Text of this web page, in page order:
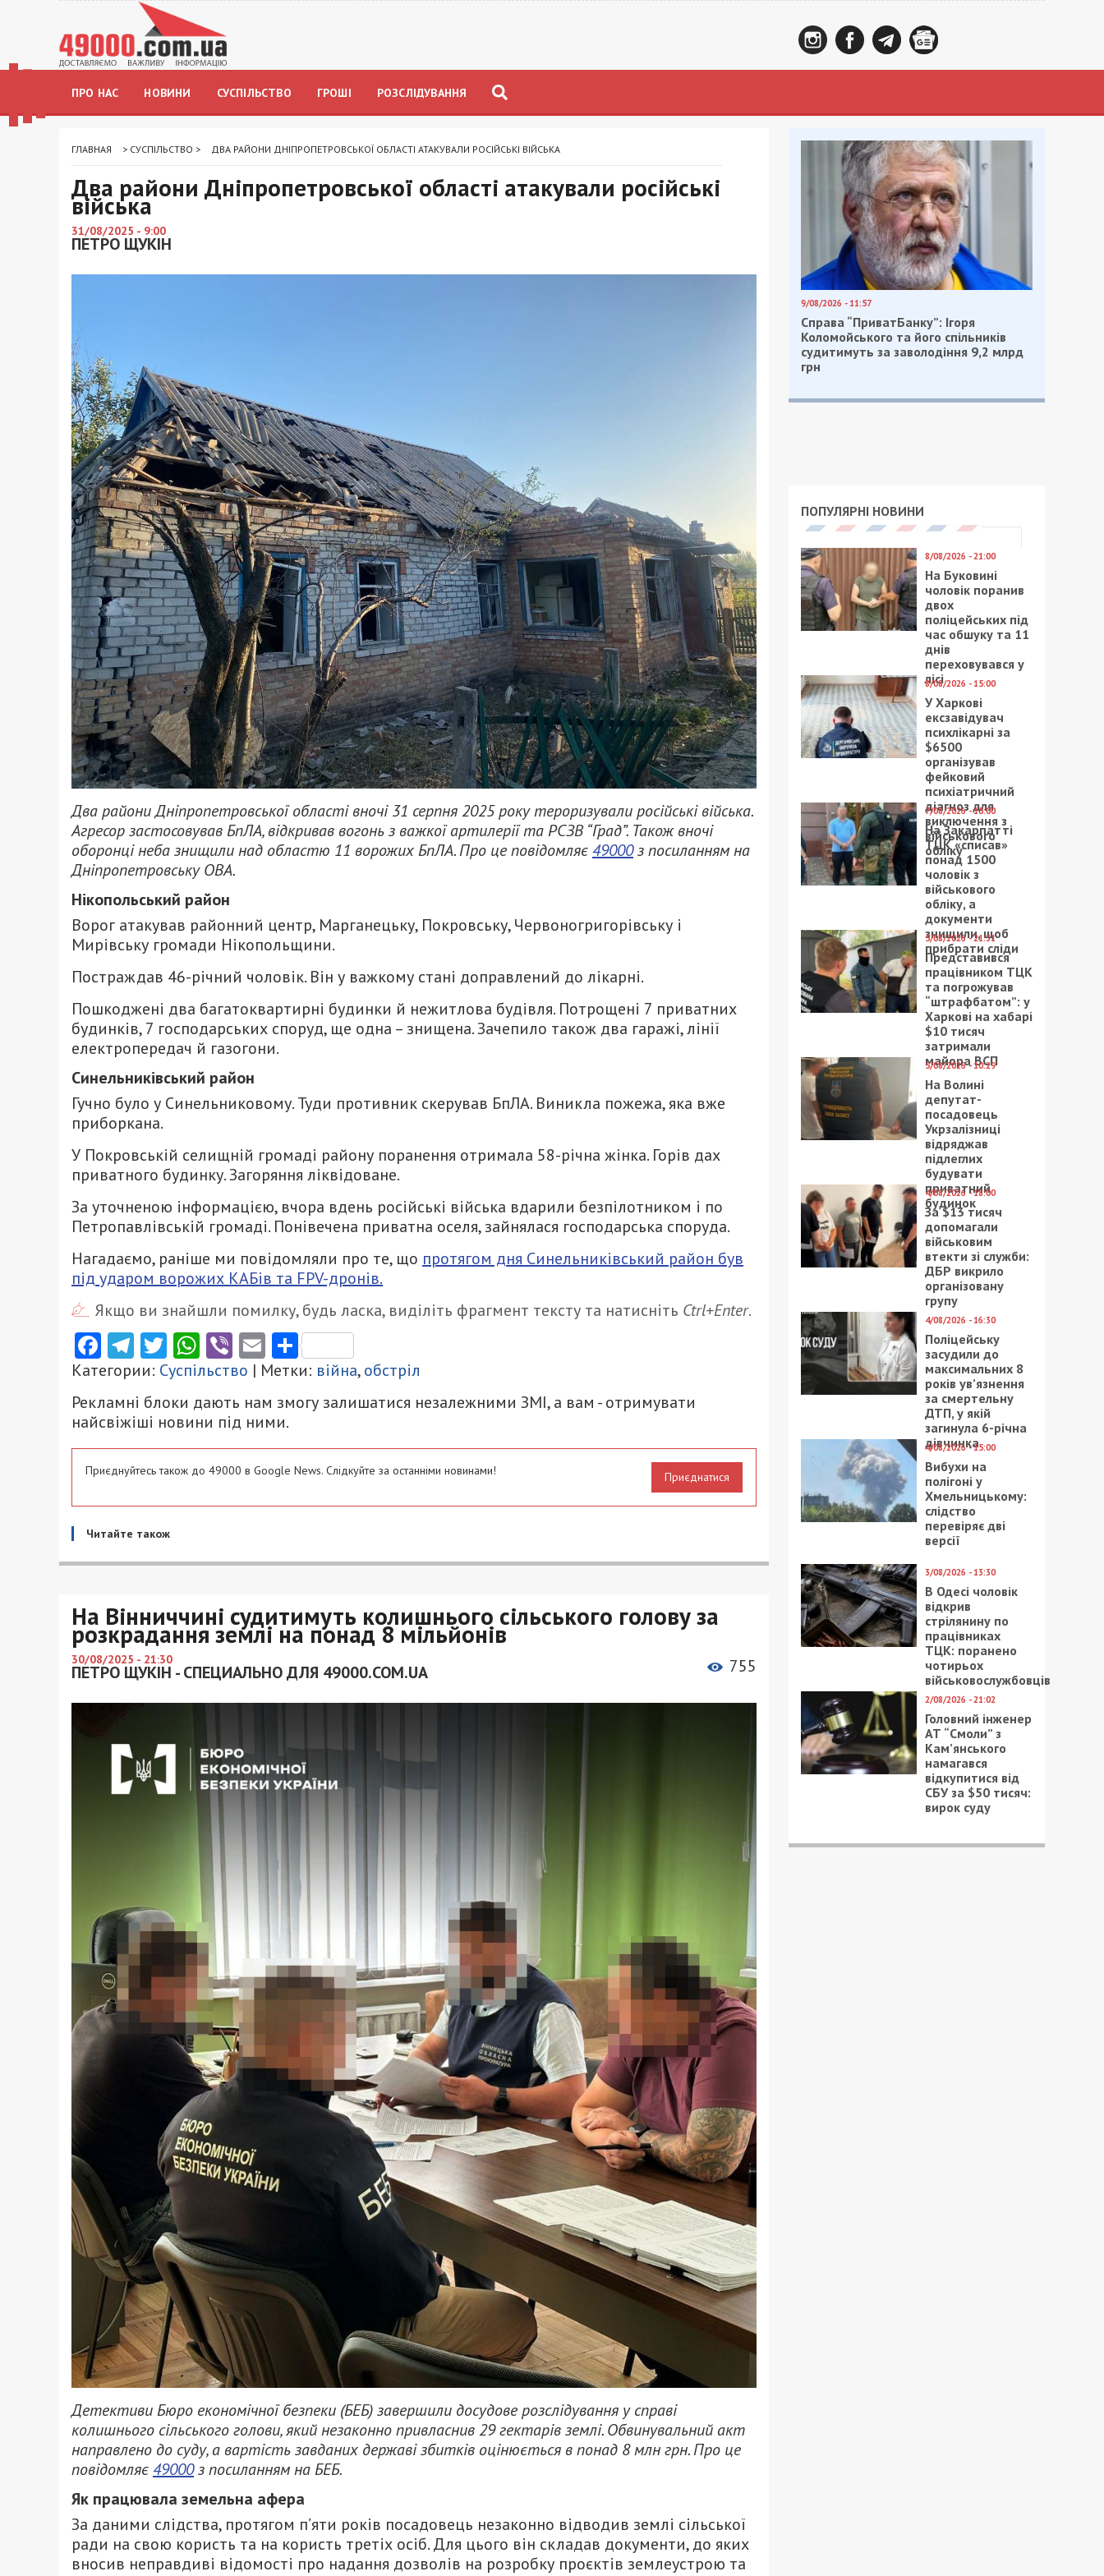
ПРО НАС НОВИНИ СУСПІЛЬСТВО ГРОШІ РОЗСЛІДУВАННЯ
ГЛАВНАЯ > СУСПІЛЬСТВО > ДВА РАЙОНИ ДНІПРОПЕТРОВСЬКОЇ ОБЛАСТІ АТАКУВАЛИ РОСІЙСЬКІ ВІЙСЬКА
Два райони Дніпропетровської області атакували російські
війська
31/08/2025 - 9:00
ПЕТРО ЩУКІН
Два райони Дніпропетровської області вночі 31 серпня 2025 року тероризували російські війська.
Агресор застосовував БпЛА, відкривав вогонь з важкої артилерії та РСЗВ “Град”. Також вночі
оборонці неба знищили над областю 11 ворожих БпЛА. Про це повідомляє49000з посиланням на
Дніпропетровську ОВА.
Нікопольський район
Ворог атакував районний центр, Марганецьку, Покровську, Червоногригорівську і
Мирівську громади Нікопольщини.
Постраждав 46-річний чоловік. Він у важкому стані доправлений до лікарні.
Пошкоджені два багатоквартирні будинки й нежитлова будівля. Потрощені 7 приватних
будинків, 7 господарських споруд, ще одна – знищена. Зачепило також два гаражі, лінії
електропередач й газогони.
Синельниківський район
Гучно було у Синельниковому. Туди противник скерував БпЛА. Виникла пожежа, яка вже
приборкана.
У Покровській селищній громаді району поранення отримала 58-річна жінка. Горів дах
приватного будинку. Загоряння ліквідоване.
За уточненою інформацією, вчора вдень російські війська вдарили безпілотником і по
Петропавлівській громаді. Понівечена приватна оселя, зайнялася господарська споруда.
Нагадаємо, раніше ми повідомляли про те, що протягом дня Синельниківський район був
під ударом ворожих КАБів та FPV-дронів.
Якщо ви знайшли помилку, будь ласка, виділіть фрагмент тексту та натисніть Ctrl+Enter.
Facebook
Telegram
Twitter
WhatsApp
ViberEmailПоділитися
Категории: Суспільство | Метки: війна,обстріл
Рекламні блоки дають нам змогу залишатися незалежними ЗМІ, а вам - отримувати
найсвіжіші новини під ними.
Приєднуйтесь також до 49000 в Google News. Слідкуйте за останніми новинами! Приєднатися
Читайте також
На Вінниччині судитимуть колишнього сільського голову за
розкрадання землі на понад 8 мільйонів
30/08/2025 - 21:30
ПЕТРО ЩУКІН - СПЕЦИАЛЬНО ДЛЯ 49000.COM.UA 755
Детективи Бюро економічної безпеки (БЕБ) завершили досудове розслідування у справі
колишнього сільського голови, який незаконно привласнив 29 гектарів землі. Обвинувальний акт
направлено до суду, а вартість завданих державі збитків оцінюється в понад 8 млн грн. Про це
повідомляє49000з посиланням на БЕБ.
Як працювала земельна афера
За даними слідства, протягом п’яти років посадовець незаконно відводив землі сільської
ради на свою користь та на користь третіх осіб. Для цього він складав документи, до яких
вносив неправдиві відомості про надання дозволів на розробку проєктів землеустрою та
9/08/2026 - 11:57
Справа “ПриватБанку”: Ігоря
Коломойського та його спільників
судитимуть за заволодіння 9,2 млрд
грн
ПОПУЛЯРНІ НОВИНИ
8/08/2026 - 21:00
На Буковині
чоловік поранив
двох
поліцейських під
час обшуку та 11
днів
переховувався у
лісі
8/08/2026 - 15:00
У Харкові
ексзавідувач
психлікарні за
$6500
організував
фейковий
психіатричний
діагноз для
виключення з
військового
обліку
7/08/2026 - 15:00
На Закарпатті
ТЦК «списав»
понад 1500
чоловік з
військового
обліку, а
документи
знищили, щоб
прибрати сліди
5/08/2026 - 21:31
Представився
працівником ТЦК
та погрожував
“штрафбатом”: у
Харкові на хабарі
$10 тисяч
затримали
майора ВСП
5/08/2026 - 10:29
На Волині
депутат-
посадовець
Укрзалізниці
відряджав
підлеглих
будувати
приватний
будинок
4/08/2026 - 18:00
За $13 тисяч
допомагали
військовим
втекти зі служби:
ДБР викрило
організовану
групу
4/08/2026 - 16:30
Поліцейську
засудили до
максимальних 8
років ув’язнення
за смертельну
ДТП, у якій
загинула 6-річна
дівчинка
4/08/2026 - 15:00
Вибухи на
полігоні у
Хмельницькому:
слідство
перевіряє дві
версії
3/08/2026 - 13:30
В Одесі чоловік
відкрив
стрілянину по
працівниках
ТЦК: поранено
чотирьох
військовослужбовців
2/08/2026 - 21:02
Головний інженер
АТ “Смоли” з
Кам’янського
намагався
відкупитися від
СБУ за $50 тисяч:
вирок суду